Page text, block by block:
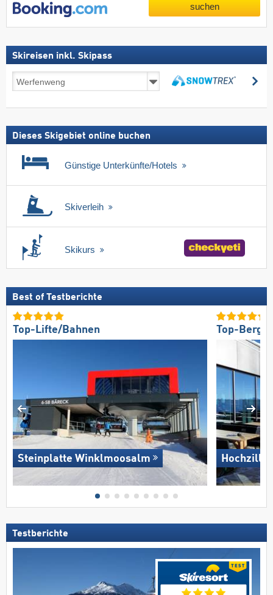
suchen
Skireisen inkl. Skipass
inkl.
Dieses Skigebiet online buchen
Günstige Unterkünfte/Hotels
Skiverleih
Skikurs
Best of Testberichte
Top-Lifte/Bahnen
Steinplatte Winklmoosalm
Top-
Testberichte